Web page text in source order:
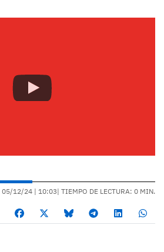
05/12/24 | 10:03| TIEMPO DE LECTURA: 0 MIN.